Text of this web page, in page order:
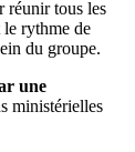
réunir tous les
le rythme de
du groupe.
une
ministérielles